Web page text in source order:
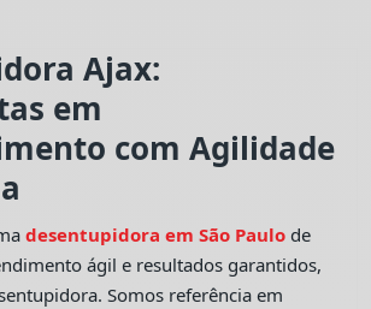
Ajax:
em
com Agilidade
desentupidora em São Paulo de
ágil e resultados garantidos,
Somos referência em